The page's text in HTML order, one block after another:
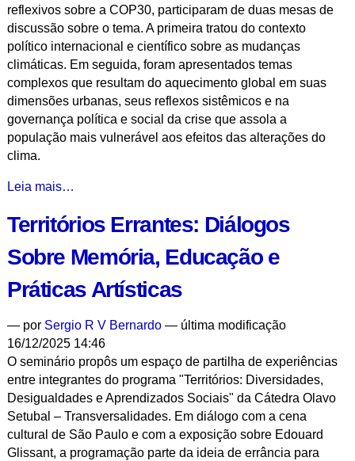
Conquistas,
Desafios
e
Inspiração
-
reflexivos sobre a COP30, participaram de duas mesas de
discussão sobre o tema. A primeira tratou do contexto
político internacional e científico sobre as mudanças
climáticas. Em seguida, foram apresentados temas
complexos que resultam do aquecimento global em suas
dimensões urbanas, seus reflexos sistêmicos e na
governança política e social da crise que assola a
população mais vulnerável aos efeitos das alterações do
clima.
COP30:
e
-
Leia mais…
Territórios Errantes: Diálogos
Sobre Memória, Educação e
Práticas Artísticas
— por Sergio R V Bernardo— última modificação
16/12/2025 14:46
O seminário propôs um espaço de partilha de experiências
entre integrantes do programa "Territórios: Diversidades,
Desigualdades e Aprendizados Sociais" da Cátedra Olavo
Setubal – Transversalidades. Em diálogo com a cena
cultural de São Paulo e com a exposição sobre Edouard
Glissant, a programação parte da ideia de errância para